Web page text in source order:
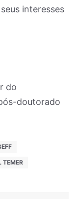
interesses
do
doutorado
TEMER